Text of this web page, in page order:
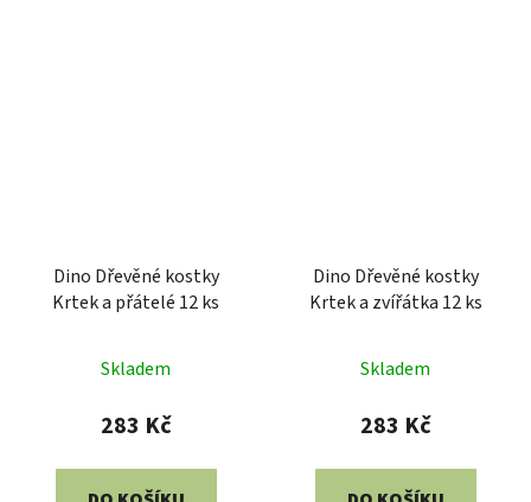
Dino Dřevěné kostky
Krtek a přátelé 12 ks
Skladem
283 Kč
Dino Dřevěné kostky
Krtek a zvířátka 12 ks
Skladem
283 Kč